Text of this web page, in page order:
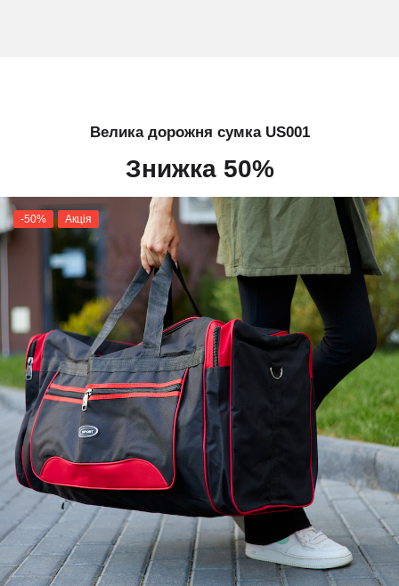
Велика дорожня сумка US001
Знижка 50%
-50% Акція